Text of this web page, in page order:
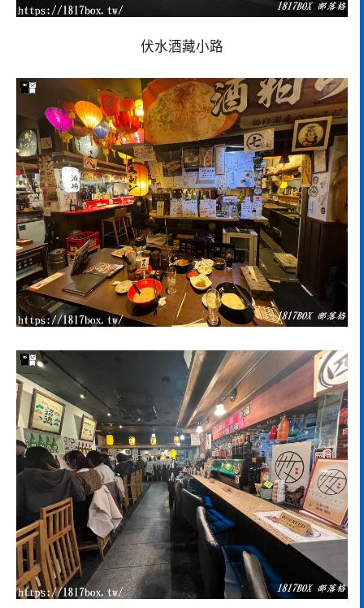
伏水酒藏小路